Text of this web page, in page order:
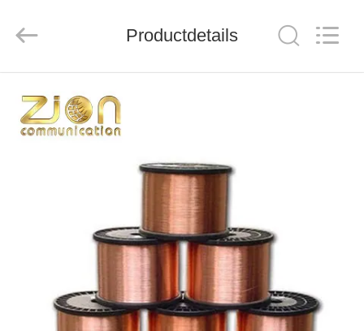
PRODUCTEN
FABRIEKSREIS
KWALITEITSCONTROLE
Productdetails